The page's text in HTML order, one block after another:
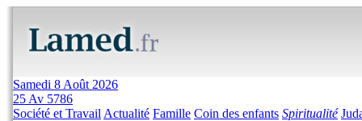
Samedi 8 Août 2026
25 Av 5786
Société et Travail Actualité Famille Coin des enfants Spiritualité